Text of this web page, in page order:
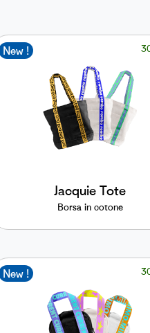
New !
Jacquie Tote
Borsa in cotone
New !